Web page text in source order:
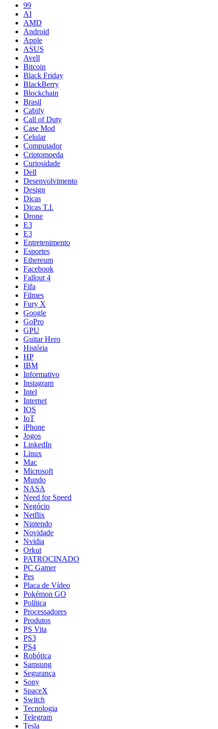
99
AI
AMD
Android
Apple
ASUS
Avell
Bitcoin
Black Friday
BlackBerry
Blockchain
Brasil
Cabify
Call of Duty
Case Mod
Celular
Computador
Criptomoeda
Curiosidade
Dell
Desenvolvimento
Design
Dicas
Dicas T.I.
Drone
E3
E3
Entretenimento
Esportes
Ethereum
Facebook
Fallout 4
Fifa
Filmes
Fury X
Google
GoPro
GPU
Guitar Hero
História
HP
IBM
Informativo
Instagram
Intel
Internet
IOS
IoT
iPhone
Jogos
LinkedIn
Linux
Mac
Microsoft
Mundo
NASA
Need for Speed
Negócio
Netflix
Nintendo
Novidade
Nvidia
Orkut
PATROCINADO
PC Gamer
Pes
Placa de Vídeo
Pokémon GO
Política
Processadores
Produtos
PS Vita
PS3
PS4
Robótica
Samsung
Segurança
Sony
SpaceX
Switch
Tecnologia
Telegram
Tesla